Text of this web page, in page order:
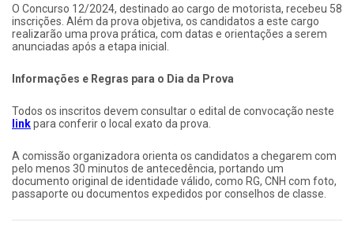
O Concurso 12/2024, destinado ao cargo de motorista, recebeu 58
inscrições. Além da prova objetiva, os candidatos a este cargo
realizarão uma prova prática, com datas e orientações a serem
anunciadas após a etapa inicial.
Informações e Regras para o Dia da Prova
Todos os inscritos devem consultar o edital de convocação neste
linkpara conferir o local exato da prova.
A comissão organizadora orienta os candidatos a chegarem com
pelo menos 30 minutos de antecedência, portando um
documento original de identidade válido, como RG, CNH com foto,
passaporte ou documentos expedidos por conselhos de classe.